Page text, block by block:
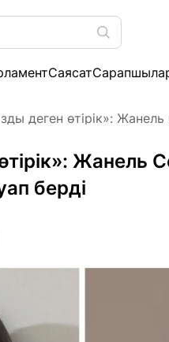
Саясат
деген өтірік»: Жанель
Жанель
берді